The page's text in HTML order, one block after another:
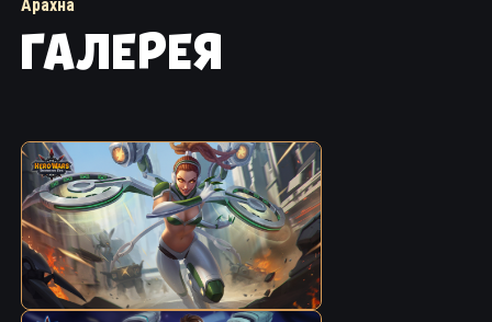
Арахна
ГАЛЕРЕЯ